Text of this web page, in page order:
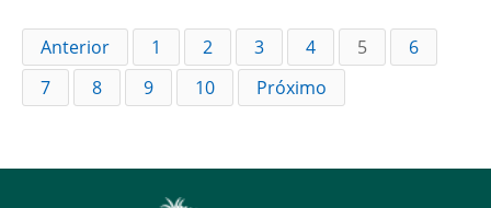
Anterior 1 2 3 4 5
6
7
8 9 10 Próximo